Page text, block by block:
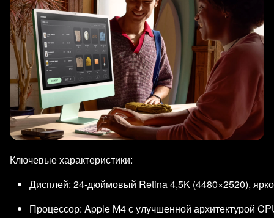
Ключевые характеристики:
Дисплей: 24‑дюймовый Retina 4,5K (4480×2520),
Процессор: Apple M4 с улучшенной архитектурой